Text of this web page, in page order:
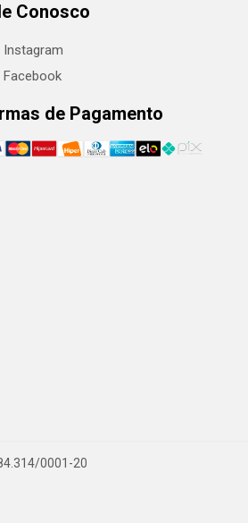
Conosco
Instagram
Facebook
de Pagamento
0001-20